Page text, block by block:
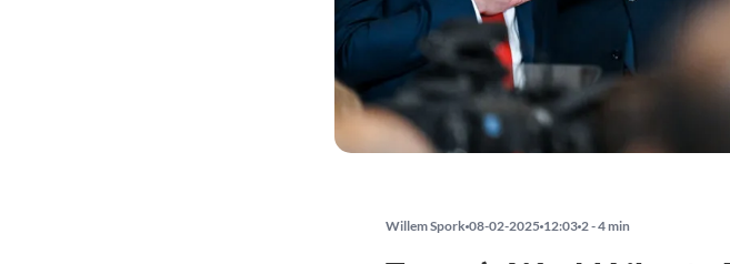
Willem Spork 08-02-2025 12:03 2 - 4 min